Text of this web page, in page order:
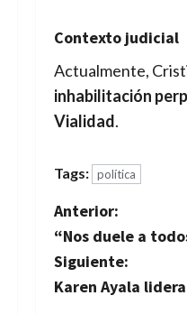
Contexto judicial
Actualmente,
inhabilitación
Vialidad.
Tags: política
N
a
v
Anterior:
“Nos duele a
Siguiente:
Karen Ayala